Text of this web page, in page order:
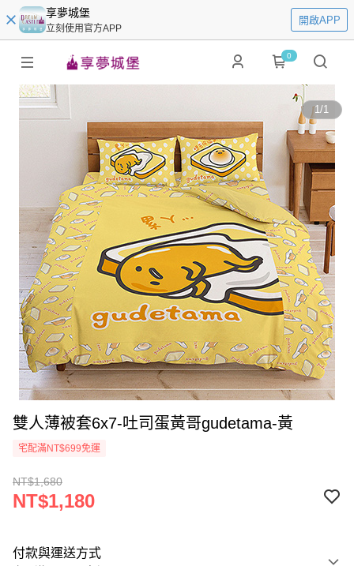
享夢城堡
立刻使用官方APP
開啟APP
0
1/1
雙人薄被套6x7-吐司蛋黃哥gudetama-黃
宅配滿NT$699免運
NT$1,680
NT$1,180
付款與運送方式